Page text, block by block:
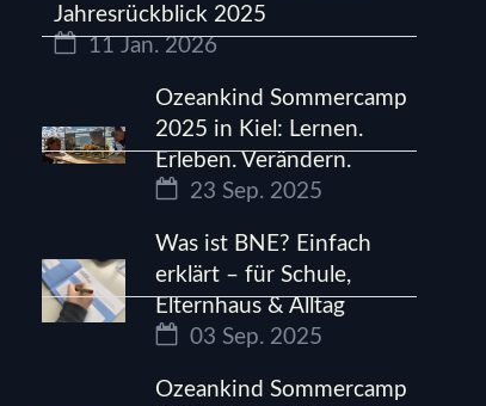
Jahresrückblick 2025
11 Jan. 2026
Ozeankind Sommercamp
2025 in Kiel: Lernen.
Erleben. Verändern.
23 Sep. 2025
Was ist BNE? Einfach
erklärt – für Schule,
Elternhaus & Alltag
03 Sep. 2025
Ozeankind Sommercamp